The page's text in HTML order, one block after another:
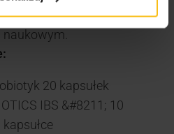
a depresją jest nadal
20 kapsułek
IBS &#8211; 10